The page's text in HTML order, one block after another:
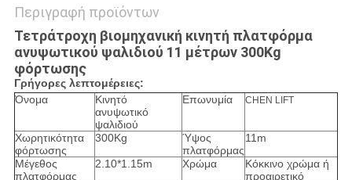
Περιγραφή προϊόντων
Τετράτροχη βιομηχανική κινητή πλατφόρμα
ανυψωτικού ψαλιδιού 11 μέτρων 300Kg
φόρτωσης​
Γρήγορες λεπτομέρειες:
Όνομα
Κινητό
ανυψωτικό
ψαλιδιού
Επωνυμία CHEN LIFT
Χωρητικότητα
φόρτωσης
300Kg
Ύψος
πλατφόρμας
11m
Μέγεθος
πλατφόρμας
2.10*1.15m Χρώμα
Κόκκινο χρώμα ή
προαιρετικό